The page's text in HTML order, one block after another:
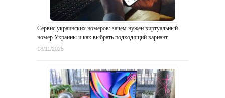
Сервис украинских номеров: зачем нужен виртуальный
номер Украины и как выбрать подходящий вариант
18/11/2025